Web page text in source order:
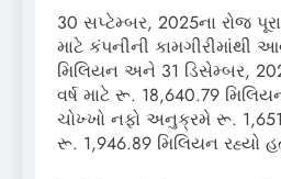
30 સપ્ટેમ્બર, 2025ના રોજ
માટે કંપનીની કામગીરીમાંથી
મિલિયન અને 31 ડિસેમ્બર,
વર્ષ માટે રૂ. 18,640.79
ચોખ્ખો નફો અનુક્રમે રૂ.
રૂ. 1,946.89 મિલિયન રહ્યો